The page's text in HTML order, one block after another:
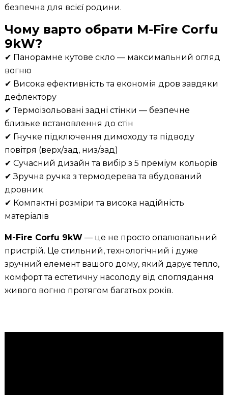
безпечна для всієї родини.
Чому варто обрати M-Fire Corfu
9kW?
✔ Панорамне кутове скло — максимальний огляд
вогню
✔ Висока ефективність та економія дров завдяки
дефлектору
✔ Термоізольовані задні стінки — безпечне
близьке встановлення до стін
✔ Гнучке підключення димоходу та підводу
повітря (верх/зад, низ/зад)
✔ Сучасний дизайн та вибір з 5 преміум кольорів
✔ Зручна ручка з термодерева та вбудований
дровник
✔ Компактні розміри та висока надійність
матеріалів
M-Fire Corfu 9kW — це не просто опалювальний
пристрій. Це стильний, технологічний і дуже
зручний елемент вашого дому, який дарує тепло,
комфорт та естетичну насолоду від споглядання
живого вогню протягом багатьох років.